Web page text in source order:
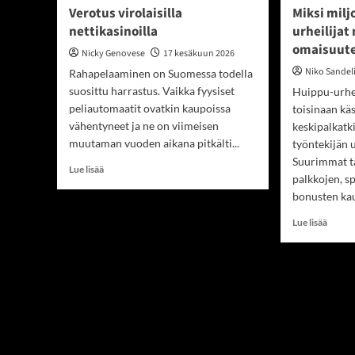
Verotus virolaisilla
nettikasinoilla
Nicky Genovese
17 kesäkuun 2026
Rahapelaaminen on Suomessa todella
suosittu harrastus. Vaikka fyysiset
peliautomaatit ovatkin kaupoissa
vähentyneet ja ne on viimeisen
muutaman vuoden aikana pitkälti...
Lue lisääRead
Miksi
urheilijat
Niko
Huippu-
toisinaan
työntekijän
Suurimmat
palkkojen,
bonusten
Lue lisääRead